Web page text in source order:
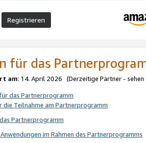
Registrieren
für das
am: 14. April 2026 (Derzeitige Partner - sehen
das Partnerprogramm
die Teilnahme am Partnerprogramm
Partnerprogramm
im Rahmen des Partnerprogramms